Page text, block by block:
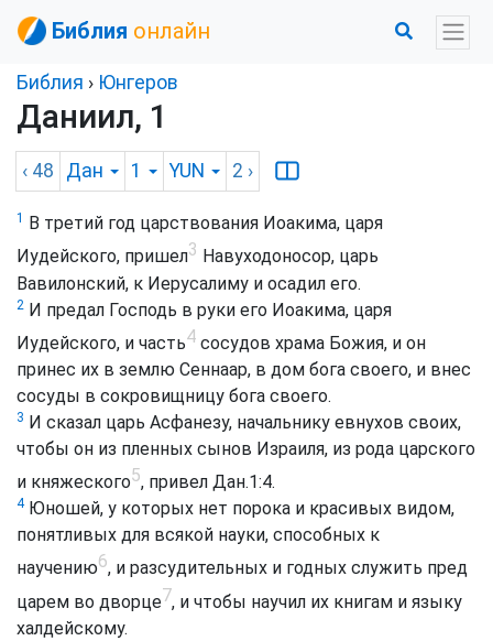
Библия онлайн
Библия › Юнгеров
Даниил, 1
‹ 48 Дан 1 YUN 2 ›
1
В третий год царствования Иоакима, царя
Иудейского, пришел3 Навуходоносор, царь
Вавилонский, к Иерусалиму и осадил его.
2 И предал Господь в руки его Иоакима, царя
Иудейского, и часть4 сосудов храма Божия, и он
принес их в землю Сеннаар, в дом бога своего, и внес
сосуды в сокровищницу бога своего.
3 И сказал царь Асфанезу, начальнику евнухов своих,
чтобы он из пленных сынов Израиля, из рода царского
и княжеского5, привел Дан.1:4.
4Юношей, у которых нет порока и красивых видом,
понятливых для всякой науки, способных к
научению6, и разсудительных и годных служить пред
царем во дворце7, и чтобы научил их книгам и языку
халдейскому.